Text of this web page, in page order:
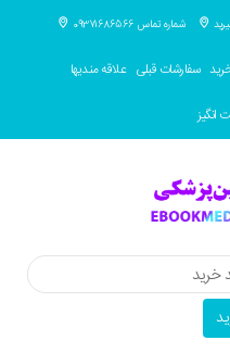
شماره تماس 09371686566
علاقه مندیها سفارشات قبلی
انگیز
خرید